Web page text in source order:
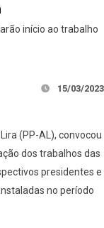
início ao trabalho
15/03/2023
(PP-AL), convocou
dos trabalhos das
presidentes e
no período